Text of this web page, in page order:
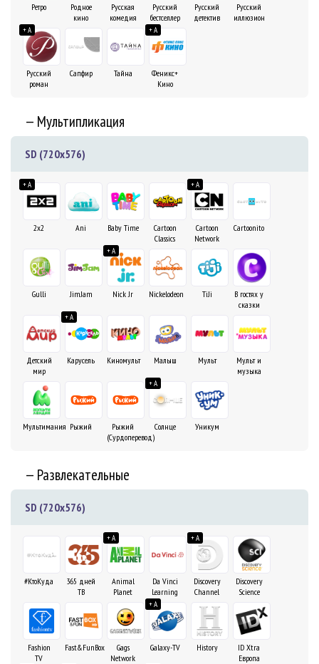
Ретро
Родное
кино
Русская
комедия
Русский
бестселлер
Русский
детектив
Русский
иллюзион
+ A
Русский
роман
Сапфир Тайна
+ A
Феникс+
Кино
— Мультипликация
SD (720x576)
+ A
2х2 Ani Baby Time
Cartoon
Classics
+ A
Cartoon
Network
Cartoonito
Gulli JimJam
+ A
Nick Jr Nickelodeon TiJi
В гостях у
сказки
Детский
мир
+ A
Карусель Киномульт Малыш Мульт
Мульт и
музыка
Мультимания Рыжий
Рыжий
(Сурдоперевод)
+ A
Солнце Уникум
— Развлекательные
SD (720x576)
#КтоКуда
365 дней
ТВ
+ A
Animal
Planet
Da Vinci
Learning
+ A
Discovery
Channel
Discovery
Science
Fashion
TV
Fast&FunBox
Gags
Network
+ A
Galaxy-TV History
ID Xtra
Европа